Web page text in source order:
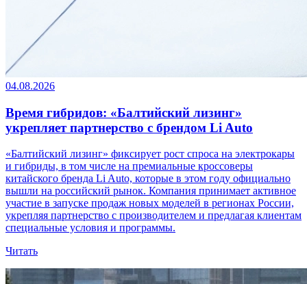
04.08.2026
Время гибридов: «Балтийский лизинг»
укрепляет партнерство с брендом Li Auto
«Балтийский лизинг» фиксирует рост спроса на электрокары
и гибриды, в том числе на премиальные кроссоверы
китайского бренда Li Auto, которые в этом году официально
вышли на российский рынок. Компания принимает активное
участие в запуске продаж новых моделей в регионах России,
укрепляя партнерство с производителем и предлагая клиентам
специальные условия и программы.
Читать